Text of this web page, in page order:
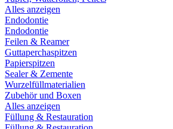
Alles anzeigen
Endodontie
Endodontie
Feilen & Reamer
Guttaperchaspitzen
Papierspitzen
Sealer & Zemente
Wurzelfüllmaterialien
Zubehör und Boxen
Alles anzeigen
Füllung & Restauration